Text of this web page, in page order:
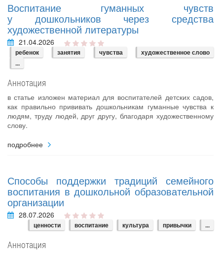
Воспитание гуманных чувств
у дошкольников через средства
художественной литературы
21.04.2026
ребенок занятия чувства
художественное слово
...
Аннотация
в статье изложен материал для воспитателей детских садов,
как правильно прививать дошкольникам гуманные чувства к
людям, труду людей, друг другу, благодаря художественному
слову.
подробнее
Способы поддержки традиций семейного
воспитания в дошкольной образовательной
организации
28.07.2026
ценности воспитание культура привычки ...
Аннотация